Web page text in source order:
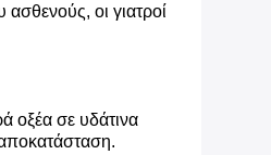
οι γιατροί
οξέα σε υδάτινα